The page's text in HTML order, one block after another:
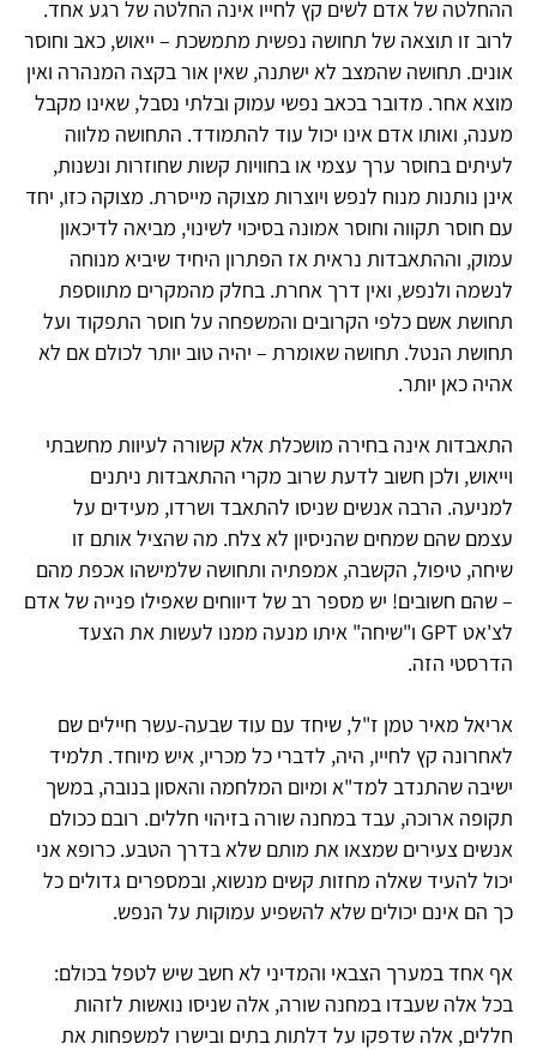
ההחלטה של אדם לשים קץ לחייו אינה החלטה של רגע אחד.
לרוב זו תוצאה של תחושה נפשית מתמשכת – ייאוש, כאב וחוסר
אונים. תחושה שהמצב לא ישתנה, שאין אור בקצה המנהרה ואין
מוצא אחר. מדובר בכאב נפשי עמוק ובלתי נסבל, שאינו מקבל
מענה, ואותו אדם אינו יכול עוד להתמודד. התחושה מלווה
לעיתים בחוסר ערך עצמי או בחוויות קשות שחוזרות ונשנות,
אינן נותנות מנוח לנפש ויוצרות מצוקה מייסרת. מצוקה כזו, יחד
עם חוסר תקווה וחוסר אמונה בסיכוי לשינוי, מביאה לדיכאון
עמוק, וההתאבדות נראית אז הפתרון היחיד שיביא מנוחה
לנשמה ולנפש, ואין דרך אחרת. בחלק מהמקרים מתווספת
תחושת אשם כלפי הקרובים והמשפחה על חוסר התפקוד ועל
תחושת הנטל. תחושה שאומרת – יהיה טוב יותר לכולם אם לא
אהיה כאן יותר.
התאבדות אינה בחירה מושכלת אלא קשורה לעיוות מחשבתי
וייאוש, ולכן חשוב לדעת שרוב מקרי ההתאבדות ניתנים
למניעה. הרבה אנשים שניסו להתאבד ושרדו, מעידים על
עצמם שהם שמחים שהניסיון לא צלח. מה שהציל אותם זו
שיחה, טיפול, הקשבה, אמפתיה ותחושה שלמישהו אכפת מהם
– שהם חשובים! יש מספר רב של דיווחים שאפילו פנייה של אדם
לצ'אט GPT ו"שיחה" איתו מנעה ממנו לעשות את הצעד
הדרסטי הזה.
אריאל מאיר טמן ז"ל, שיחד עם עוד שבעה-עשר חיילים שם
לאחרונה קץ לחייו, היה, לדברי כל מכריו, איש מיוחד. תלמיד
ישיבה שהתנדב למד"א ומיום המלחמה והאסון בנובה, במשך
תקופה ארוכה, עבד במחנה שורה בזיהוי חללים. רובם ככולם
אנשים צעירים שמצאו את מותם שלא בדרך הטבע. כרופא אני
יכול להעיד שאלה מחזות קשים מנשוא, ובמספרים גדולים כל
כך הם אינם יכולים שלא להשפיע עמוקות על הנפש.
אף אחד במערך הצבאי והמדיני לא חשב שיש לטפל בכולם:
בכל אלה שעבדו במחנה שורה, אלה שניסו נואשות לזהות
חללים, אלה שדפקו על דלתות בתים ובישרו למשפחות את